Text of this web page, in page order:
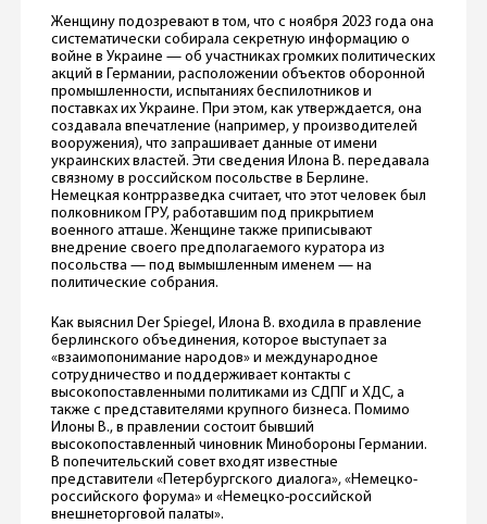
Женщину подозревают в том, что с ноября 2023 года она
систематически собирала секретную информацию о
войне в Украине — об участниках громких политических
акций в Германии, расположении объектов оборонной
промышленности, испытаниях беспилотников и
поставках их Украине. При этом, как утверждается, она
создавала впечатление (например, у производителей
вооружения), что запрашивает данные от имени
украинских властей. Эти сведения Илона В. передавала
связному в российском посольстве в Берлине.
Немецкая контрразведка считает, что этот человек был
полковником ГРУ, работавшим под прикрытием
военного атташе. Женщине также приписывают
внедрение своего предполагаемого куратора из
посольства — под вымышленным именем — на
политические собрания.
Как выяснил Der Spiegel, Илона В. входила в правление
берлинского объединения, которое выступает за
«взаимопонимание народов» и международное
сотрудничество и поддерживает контакты с
высокопоставленными политиками из СДПГ и ХДС, а
также с представителями крупного бизнеса. Помимо
Илоны В., в правлении состоит бывший
высокопоставленный чиновник Минобороны Германии.
В попечительский совет входят известные
представители «Петербургского диалога», «Немецко-
российского форума» и «Немецко-российской
внешнеторговой палаты».